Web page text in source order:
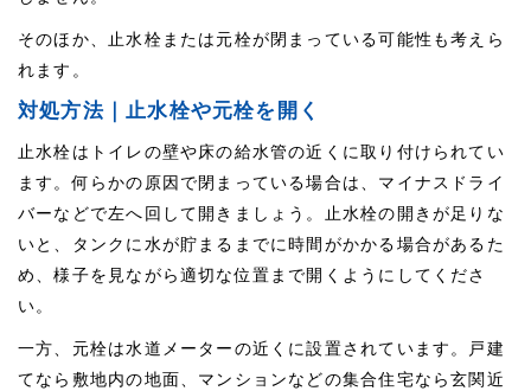
そのほか、止水栓または元栓が閉まっている可能性も考えら
れます。
対処方法｜止水栓や元栓を開く
止水栓はトイレの壁や床の給水管の近くに取り付けられてい
ます。何らかの原因で閉まっている場合は、マイナスドライ
バーなどで左へ回して開きましょう。止水栓の開きが足りな
いと、タンクに水が貯まるまでに時間がかかる場合があるた
め、様子を見ながら適切な位置まで開くようにしてくださ
い。
一方、元栓は水道メーターの近くに設置されています。戸建
てなら敷地内の地面、マンションなどの集合住宅なら玄関近